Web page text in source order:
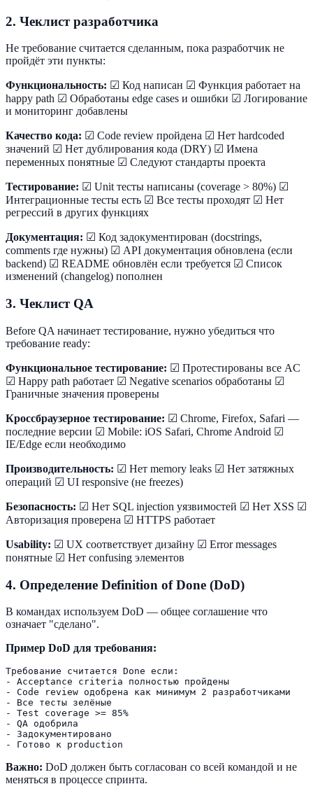
2. Чеклист разработчика
Не требование считается сделанным, пока разработчик не
пройдёт эти пункты:
Функциональность: ☑ Код написан ☑ Функция работает на
happy path ☑ Обработаны edge cases и ошибки ☑ Логирование
и мониторинг добавлены
Качество кода: ☑ Code review пройдена ☑ Нет hardcoded
значений ☑ Нет дублирования кода (DRY) ☑ Имена
переменных понятные ☑ Следуют стандарты проекта
Тестирование: ☑ Unit тесты написаны (coverage > 80%) ☑
Интеграционные тесты есть ☑ Все тесты проходят ☑ Нет
регрессий в других функциях
Документация: ☑ Код задокументирован (docstrings,
comments где нужны) ☑ API документация обновлена (если
backend) ☑ README обновлён если требуется ☑ Список
изменений (changelog) пополнен
3. Чеклист QA
Before QA начинает тестирование, нужно убедиться что
требование ready:
Функциональное тестирование: ☑ Протестированы все AC
☑ Happy path работает ☑ Negative scenarios обработаны ☑
Граничные значения проверены
Кроссбраузерное тестирование: ☑ Chrome, Firefox, Safari —
последние версии ☑ Mobile: iOS Safari, Chrome Android ☑
IE/Edge если необходимо
Производительность: ☑ Нет memory leaks ☑ Нет затяжных
операций ☑ UI responsive (не freezes)
Безопасность: ☑ Нет SQL injection уязвимостей ☑ Нет XSS ☑
Авторизация проверена ☑ HTTPS работает
Usability: ☑ UX соответствует дизайну ☑ Error messages
понятные ☑ Нет confusing элементов
4. Определение Definition of Done (DoD)
В командах используем DoD — общее соглашение что
означает "сделано".
Пример DoD для требования:
Требование считается Done если:
- Acceptance criteria полностью пройдены
- Code review одобрена как минимум 2 разработчиками
- Все тесты зелёные
- Test coverage >= 85%
- QA одобрила
- Задокументировано
Важно: DoD должен быть согласован со всей командой и не
меняться в процессе спринта.